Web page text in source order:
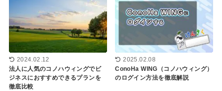
2024.02.12
法人に人気のコノハウィングでビ
ジネスにおすすめできるプランを
徹底比較
2025.02.08
ConoHa WING（コノハウィング）
のログイン方法を徹底解説